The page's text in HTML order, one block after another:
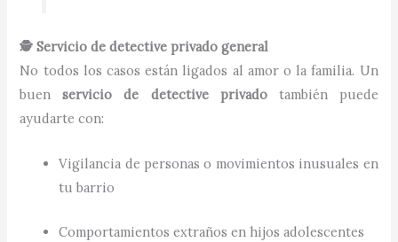
🕵️ Servicio de detective privado general
No todos los casos están ligados al amor o la familia. Un
buenservicio de detective privadotambién puede
ayudarte con:
Vigilancia de personas o movimientos inusuales en
tu barrio
Comportamientos extraños en hijos adolescentes